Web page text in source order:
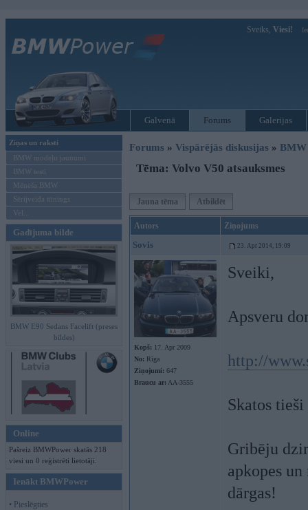
Sveiks, Viesi!
Galvenā Forums Galerijas
Ziņas un raksti
BMW modeļu jaunumi
BMW testi
Mēneša BMW
Sērijveida tūnings
Vel...
Gadījuma bilde
BMW E90 Sedans Facelift (preses
bildes)
Online
Pašreiz BMWPower skatās 218
viesi un 0 reģistrēti lietotāji.
Ienākt BMWPower
• Pieslēgties
Forums » Vispārējās diskusijas »
Tēma: Volvo V50 atsauksmes
Jauna tēma Atbildēt
Autors Ziņojums
Sovis 23. Apr 2014, 19:09
Kopš: 17. Apr 2009
No: Rīga
Ziņojumi: 647
Braucu ar: AA-3555
Sveiki,
Apsveru
http://
Skatos
Gribēju
apkopes
dārgas!